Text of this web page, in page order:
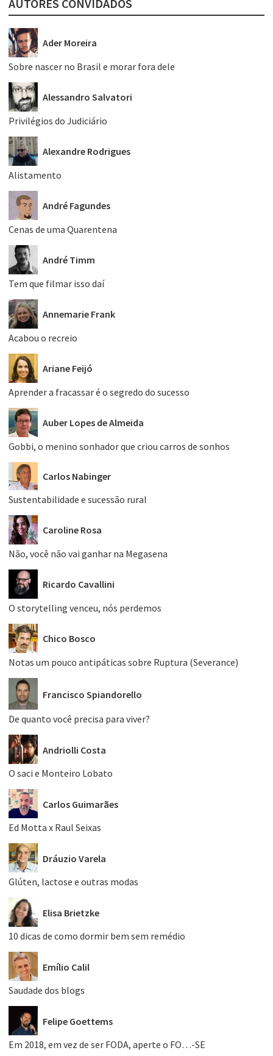
AUTORES CONVIDADOS
Ader Moreira
Sobre nascer no Brasil e morar fora dele
Alessandro Salvatori
Privilégios do Judiciário
Alexandre Rodrigues
Alistamento
André Fagundes
Cenas de uma Quarentena
André Timm
Tem que filmar isso daí
Annemarie Frank
Acabou o recreio
Ariane Feijó
Aprender a fracassar é o segredo do sucesso
Auber Lopes de Almeida
Gobbi, o menino sonhador que criou carros de sonhos
Carlos Nabinger
Sustentabilidade e sucessão rural
Caroline Rosa
Não, você não vai ganhar na Megasena
Ricardo Cavallini
O storytelling venceu, nós perdemos
Chico Bosco
Notas um pouco antipáticas sobre Ruptura (Severance)
Francisco Spiandorello
De quanto você precisa para viver?
Andriolli Costa
O saci e Monteiro Lobato
Carlos Guimarães
Ed Motta x Raul Seixas
Dráuzio Varela
Glúten, lactose e outras modas
Elisa Brietzke
10 dicas de como dormir bem sem remédio
Emílio Calil
Saudade dos blogs
Felipe Goettems
Em 2018, em vez de ser FODA, aperte o FO…-SE